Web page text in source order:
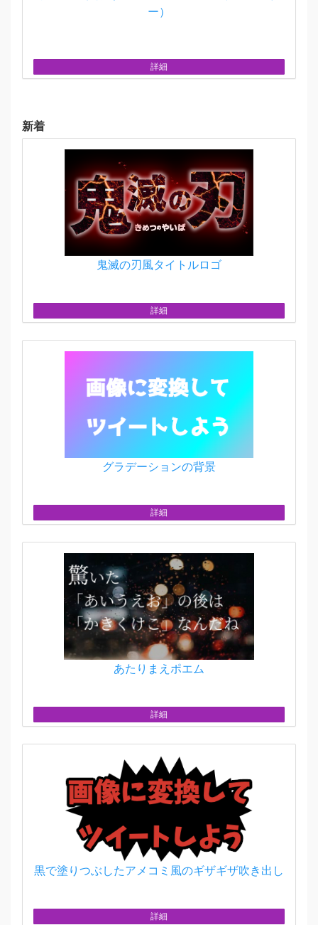
ー）
詳細
新着
鬼滅の刃風タイトルロゴ
詳細
グラデーションの背景
詳細
あたりまえポエム
詳細
黒で塗りつぶしたアメコミ風のギザギザ吹き出し
詳細